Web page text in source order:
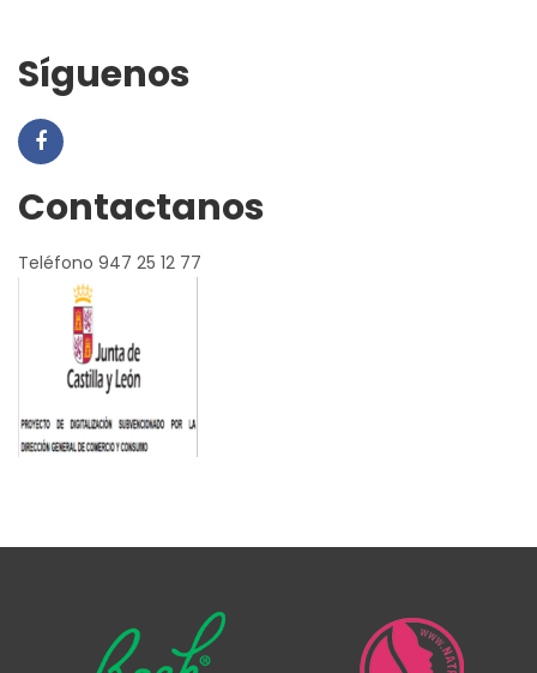
Síguenos
Contactanos
Teléfono 947 25 12 77